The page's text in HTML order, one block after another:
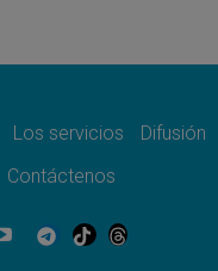
del Evangelio
las religiosas en el
Los servicios
Difusión
Contáctenos